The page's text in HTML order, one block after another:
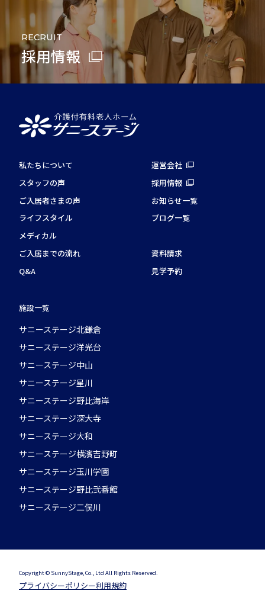
RECRUIT
採用情報
私たちについて
スタッフの声
ご入居者さまの声
ライフスタイル
メディカル
ご入居までの流れ
Q&A
施設一覧
サニーステージ北鎌倉
サニーステージ洋光台
サニーステージ中山
サニーステージ星川
サニーステージ野比海岸
サニーステージ深大寺
サニーステージ大和
サニーステージ横濱吉野町
サニーステージ玉川学園
サニーステージ野比弐番館
サニーステージ二俣川
運営会社
採用情報
お知らせ一覧
ブログ一覧
資料請求
見学予約
Copyright © SunnyStage, Co., Ltd All Rights Reserved.
プライバシーポリシー利用規約